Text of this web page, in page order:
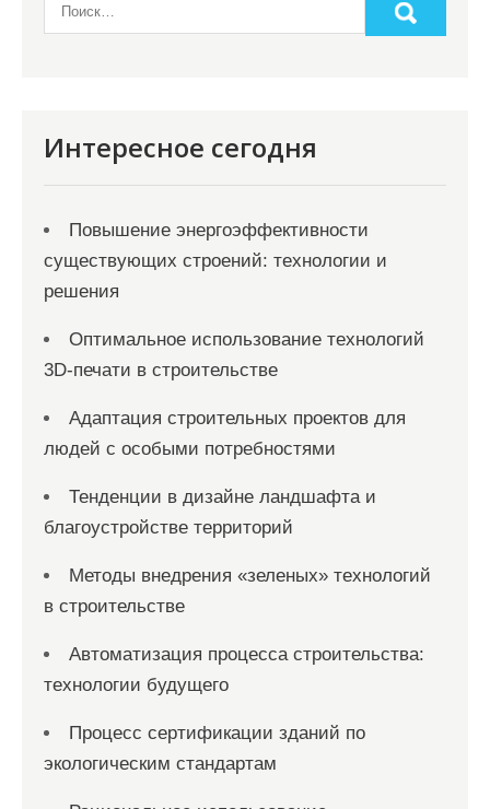
Интересное сегодня
Повышение энергоэффективности
существующих строений: технологии и
решения
Оптимальное использование технологий
3D-печати в строительстве
Адаптация строительных проектов для
людей с особыми потребностями
Тенденции в дизайне ландшафта и
благоустройстве территорий
Методы внедрения «зеленых» технологий
в строительстве
Автоматизация процесса строительства:
технологии будущего
Процесс сертификации зданий по
экологическим стандартам